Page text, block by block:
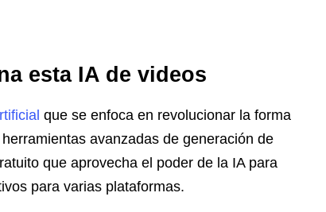
esta IA de videos
que se enfoca en revolucionar la forma
avanzadas de generación de
que aprovecha el poder de la IA para
para varias plataformas.